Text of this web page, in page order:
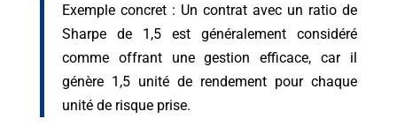
Exemple concret : Un contrat avec un ratio de
Sharpe de 1,5 est généralement considéré
comme offrant une gestion efficace, car il
génère 1,5 unité de rendement pour chaque
unité de risque prise.